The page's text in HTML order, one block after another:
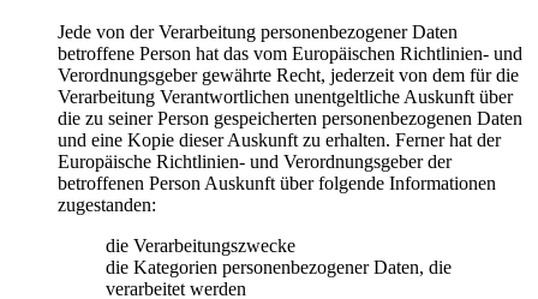
Jede von der Verarbeitung personenbezogener Daten
betroffene Person hat das vom Europäischen Richtlinien- und
Verordnungsgeber gewährte Recht, jederzeit von dem für die
Verarbeitung Verantwortlichen unentgeltliche Auskunft über
die zu seiner Person gespeicherten personenbezogenen Daten
und eine Kopie dieser Auskunft zu erhalten. Ferner hat der
Europäische Richtlinien- und Verordnungsgeber der
betroffenen Person Auskunft über folgende Informationen
zugestanden:
die Verarbeitungszwecke
die Kategorien personenbezogener Daten, die
verarbeitet werden